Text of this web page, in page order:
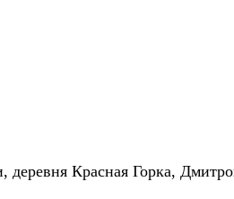
Красная Горка,